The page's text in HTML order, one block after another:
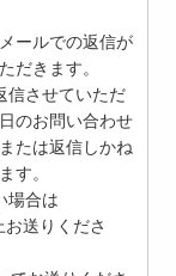
ールでの返信が
だきます。
信させていただ
のお問い合わせ
たは返信しかね
す。
場合は
送りくださ